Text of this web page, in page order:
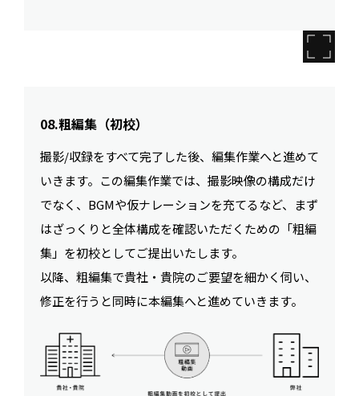
08.粗編集（初校）
撮影/収録をすべて完了した後、編集作業へと進めて
いきます。この編集作業では、撮影映像の構成だけ
でなく、BGMや仮ナレーションを充てるなど、まず
はざっくりと全体構成を確認いただくための「粗編
集」を初校としてご提出いたします。
以降、粗編集で貴社・貴院のご要望を細かく伺い、
修正を行うと同時に本編集へと進めていきます。